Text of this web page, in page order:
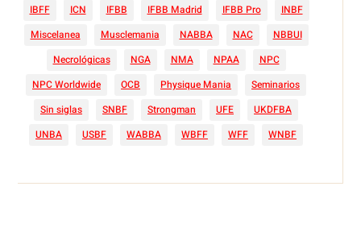
IBFF
ICN IFBB IFBB Madrid IFBB Pro
INBF
Miscelanea
Musclemania NABBA NAC
NBBUI
Necrológicas
NGA NMA NPAA
NPC
NPC Worldwide
OCB Physique Mania
Seminarios
Sin siglas
SNBF Strongman UFE
UKDFBA
UNBA
USBF WABBA WBFF WFF WNBF